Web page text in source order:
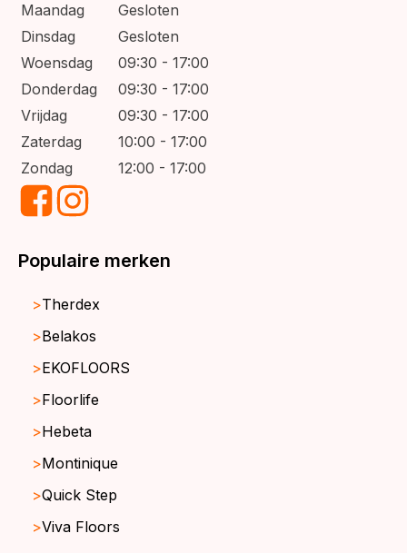
Maandag
Gesloten
Dinsdag
Gesloten
Woensdag
09:30 - 17:00
Donderdag
09:30 - 17:00
Vrijdag
09:30 - 17:00
Zaterdag
10:00 - 17:00
Zondag
12:00 - 17:00
Populaire merken
Therdex
Belakos
EKOFLOORS
Floorlife
Hebeta
Montinique
Quick Step
Viva Floors